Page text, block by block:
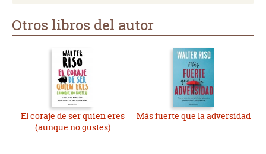
Otros libros del autor
El coraje de ser quien eres
(aunque no gustes)
Más fuerte que la adversidad